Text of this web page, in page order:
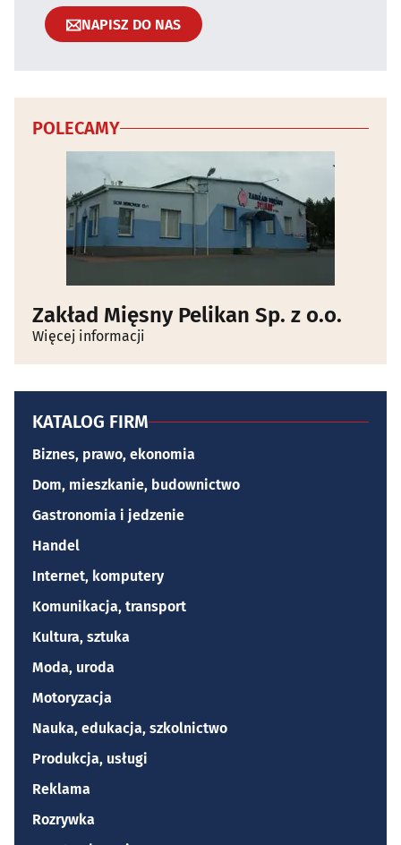
NAPISZ DO NAS
POLECAMY
Zakład Mięsny Pelikan Sp. z o.o.
Więcej informacji
KATALOG FIRM
Biznes, prawo, ekonomia
Dom, mieszkanie, budownictwo
Gastronomia i jedzenie
Handel
Internet, komputery
Komunikacja, transport
Kultura, sztuka
Moda, uroda
Motoryzacja
Nauka, edukacja, szkolnictwo
Produkcja, usługi
Reklama
Rozrywka